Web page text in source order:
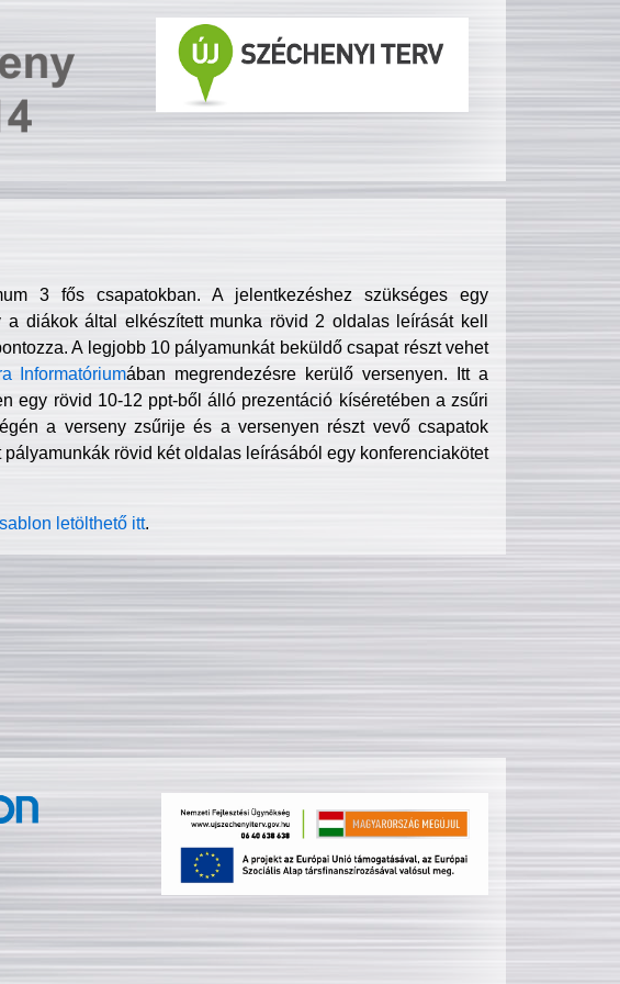
3 fős csapatokban. A jelentkezéshez szükséges egy
diákok által elkészített munka rövid 2 oldalas leírását kell
A legjobb 10 pályamunkát beküldő csapat részt vehet
Informatóriumában megrendezésre kerülő versenyen. Itt a
egy rövid 10-12 ppt-ből álló prezentáció kíséretében a zsűri
a verseny zsűrije és a versenyen részt vevő csapatok
rövid két oldalas leírásából egy konferenciakötet
sablon letölthető itt.